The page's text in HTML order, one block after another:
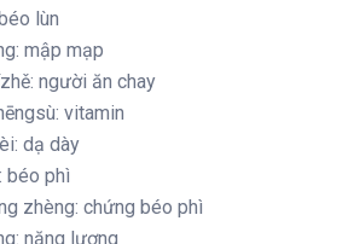
lùn
mập mạp
người ăn chay
vitamin
dạ dày
béo phì
zhèng: chứng béo phì
năng lượng